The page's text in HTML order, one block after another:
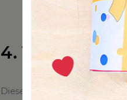
4. Tulpen –
Diese Tulpen Silhouetten